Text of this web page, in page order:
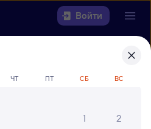
Войти
найти
Санкт-Петербург-
42 млн путешествуют с
ЧТ ПТ СБ ВС
1
2